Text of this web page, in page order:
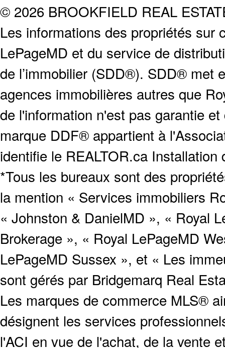
© 2026 BROOKFIELD REAL
Les informations des propriétés sur
LePageMD et du service de
de l’immobilier (SDD®). SDD® met
agences immobilières autres que
de l'information n'est pas garantie
marque DDF® appartient à
identifie le REALTOR.ca
*Tous les bureaux sont des
la mention « Services immobiliers
« Johnston & DanielMD », « Royal
Brokerage », « Royal LePageMD
LePageMD Sussex », et « Les
sont gérés par Bridgemarq Real
Les marques de commerce MLS®
désignent les services
l'ACI en vue de l'achat, de la vente